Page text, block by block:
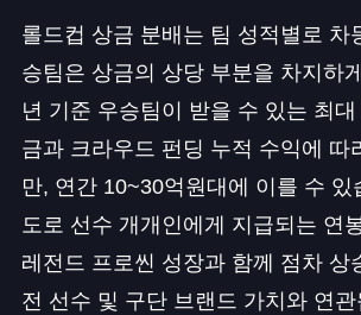
롤드컵 상금 분배는 팀 성적별로 차
승팀은 상금의 상당 부분을 차지하
년 기준 우승팀이 받을 수 있는 최
금과 크라우드 펀딩 누적 수익에 따
만, 연간 10~30억원대에 이를 수 있
도로 선수 개개인에게 지급되는 연
레전드 프로씬 성장과 함께 점차 상
전 선수 및 구단 브랜드 가치와 연관